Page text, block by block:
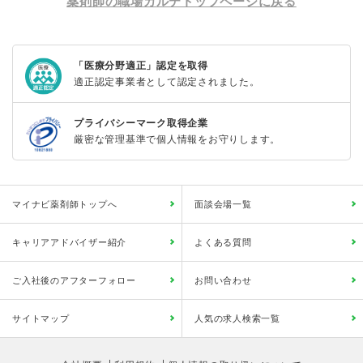
「医療分野適正」認定を取得
適正認定事業者として認定されました。
プライバシーマーク取得企業
厳密な管理基準で個人情報をお守りします。
マイナビ薬剤師トップへ 面談会場一覧
キャリアアドバイザー紹介 よくある質問
ご入社後のアフターフォロー お問い合わせ
サイトマップ 人気の求人検索一覧